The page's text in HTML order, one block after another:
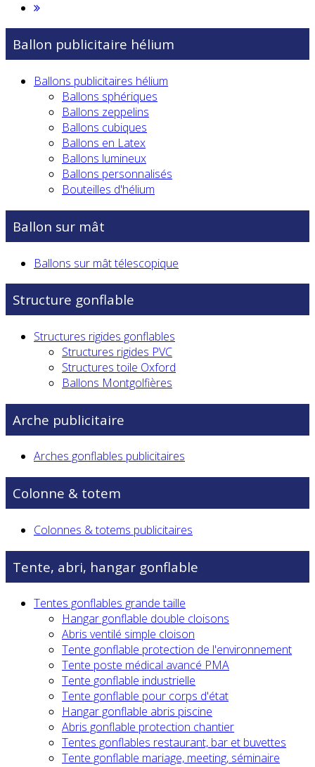
Ballon publicitaire hélium
Ballons publicitaires hélium
Ballons sphériques
Ballons zeppelins
Ballons cubiques
Ballons en Latex
Ballons lumineux
Ballons personnalisés
Bouteilles d'hélium
Ballon sur mât
Ballons sur mât télescopique
Structure gonflable
Structures rigides gonflables
Structures rigides PVC
Structures toile Oxford
Ballons Montgolfières
Arche publicitaire
Arches gonflables publicitaires
Colonne & totem
Colonnes & totems publicitaires
Tente, abri, hangar gonflable
Tentes gonflables grande taille
Hangar gonflable double cloisons
Abris ventilé simple cloison
Tente gonflable protection de l'environnement
Tente poste médical avancé PMA
Tente gonflable industrielle
Tente gonflable pour corps d'état
Hangar gonflable abris piscine
Abris gonflable protection chantier
Tentes gonflables restaurant, bar et buvettes
Tente gonflable mariage, meeting, séminaire